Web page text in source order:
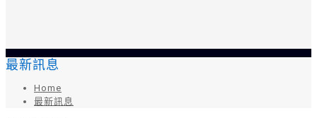
最新訊息
Home
最新訊息